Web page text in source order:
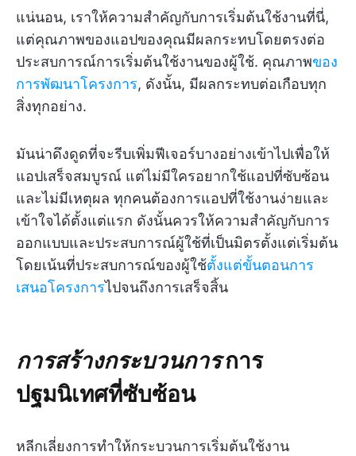
แน่นอน, เราให้ความสำคัญกับการเริ่มต้นใช้งานที่นี่,
แต่คุณภาพของแอปของคุณมีผลกระทบโดยตรงต่อ
ประสบการณ์การเริ่มต้นใช้งานของผู้ใช้. คุณภาพของ
การพัฒนาโครงการ, ดังนั้น, มีผลกระทบต่อเกือบทุก
สิ่งทุกอย่าง.
มันน่าดึงดูดที่จะรีบเพิ่มฟีเจอร์บางอย่างเข้าไปเพื่อให้
แอปเสร็จสมบูรณ์ แต่ไม่มีใครอยากใช้แอปที่ซับซ้อน
และไม่มีเหตุผล ทุกคนต้องการแอปที่ใช้งานง่ายและ
เข้าใจได้ตั้งแต่แรก ดังนั้นควรให้ความสำคัญกับการ
ออกแบบและประสบการณ์ผู้ใช้ที่เป็นมิตรตั้งแต่เริ่มต้น
โดยเน้นที่ประสบการณ์ของผู้ใช้ตั้งแต่ขั้นตอนการ
เสนอโครงการไปจนถึงการเสร็จสิ้น
การสร้างกระบวนการการ
ปฐมนิเทศที่ซับซ้อน
หลีกเลี่ยงการทำให้กระบวนการเริ่มต้นใช้งาน